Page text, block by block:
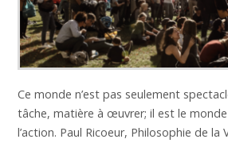
Ce monde n’est pas seulement
tâche, matière à œuvrer; il est le
l’action. Paul Ricoeur, Philosophie de la